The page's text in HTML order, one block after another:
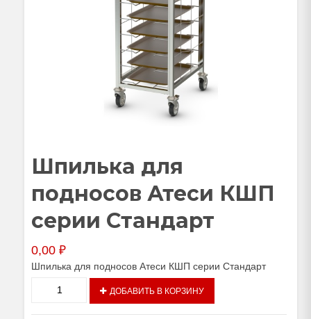
Шпилька для
подносов Атеси КШП
серии Стандарт
0,00 ₽
Шпилька для подносов Атеси КШП серии Стандарт
Шпилька
ДОБАВИТЬ В КОРЗИНУ